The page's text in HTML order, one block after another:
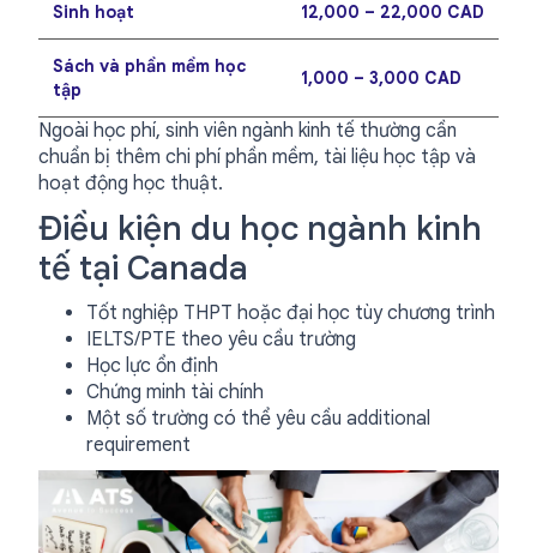
Sinh hoạt 12,000 – 22,000 CAD
Sách và phần mềm học
tập
1,000 – 3,000 CAD
Ngoài học phí, sinh viên ngành kinh tế thường cần
chuẩn bị thêm chi phí phần mềm, tài liệu học tập và
hoạt động học thuật.
Điều kiện du học ngành kinh
tế tại Canada
Tốt nghiệp THPT hoặc đại học tùy chương trình
IELTS/PTE theo yêu cầu trường
Học lực ổn định
Chứng minh tài chính
Một số trường có thể yêu cầu additional
requirement